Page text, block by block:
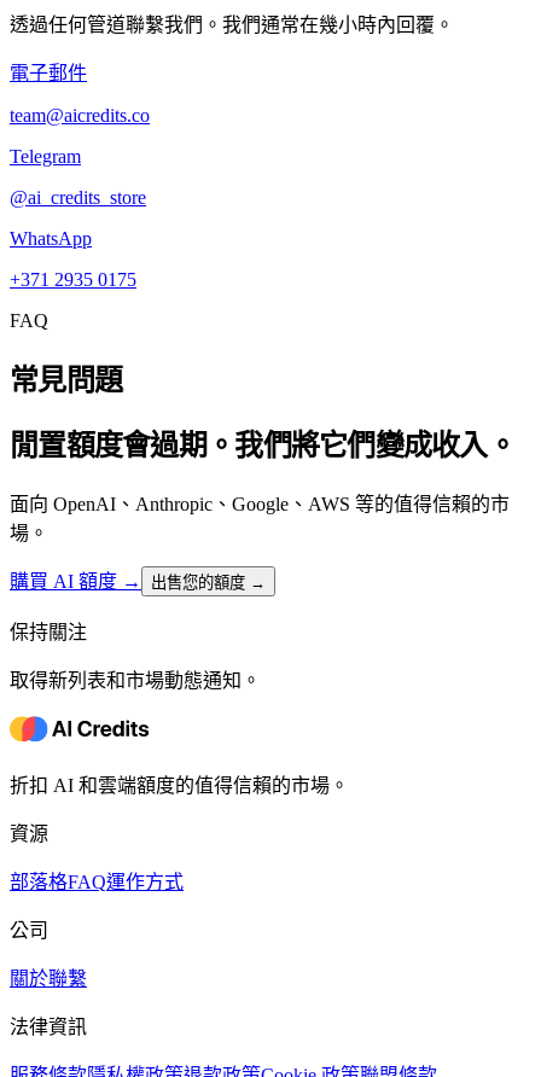
透過任何管道聯繫我們。我們通常在幾小時內回覆。
電子郵件
team@aicredits.co
Telegram
@ai_credits_store
WhatsApp
+371 2935 0175
FAQ
常見問題
閒置額度會過期。我們將它們變成收入。
面向 OpenAI、Anthropic、Google、AWS 等的值得信賴的市
場。
購買 AI 額度 → 出售您的額度 →
保持關注
取得新列表和市場動態通知。
折扣 AI 和雲端額度的值得信賴的市場。
資源
部落格FAQ運作方式
公司
關於聯繫
法律資訊